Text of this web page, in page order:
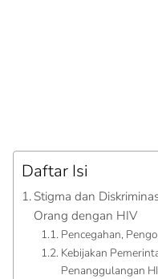
Daftar Isi
Stigma dan
Orang dengan HIV
Pencegahan,
Kebijakan
Penanggulangan